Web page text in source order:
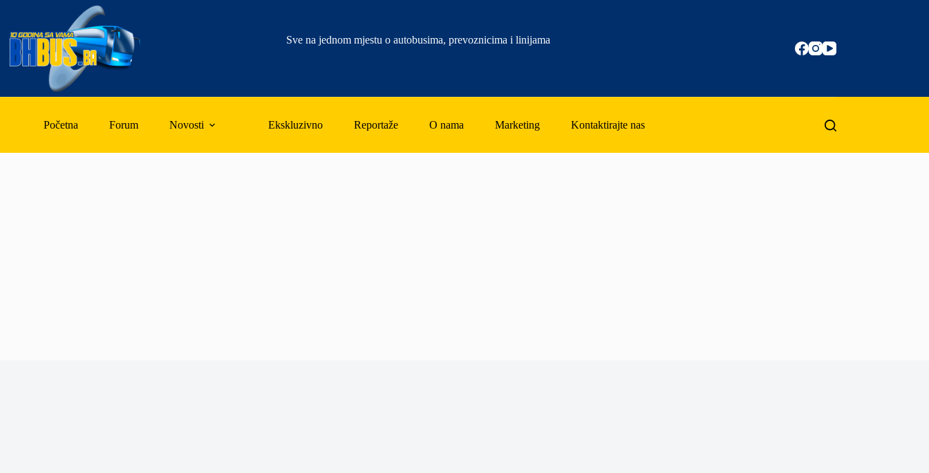
content
Sve na jednom mjestu o autobusima, prevoznicima i linijama
Početna Forum Novosti Ekskluzivno Reportaže O nama Marketing Kontaktirajte nas